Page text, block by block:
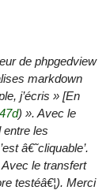
de phpgedview
markdown
j’écris » [En
) ». Avec le
entre les
â€˜cliquable’.
le transfert
testéâ€¦). Merci